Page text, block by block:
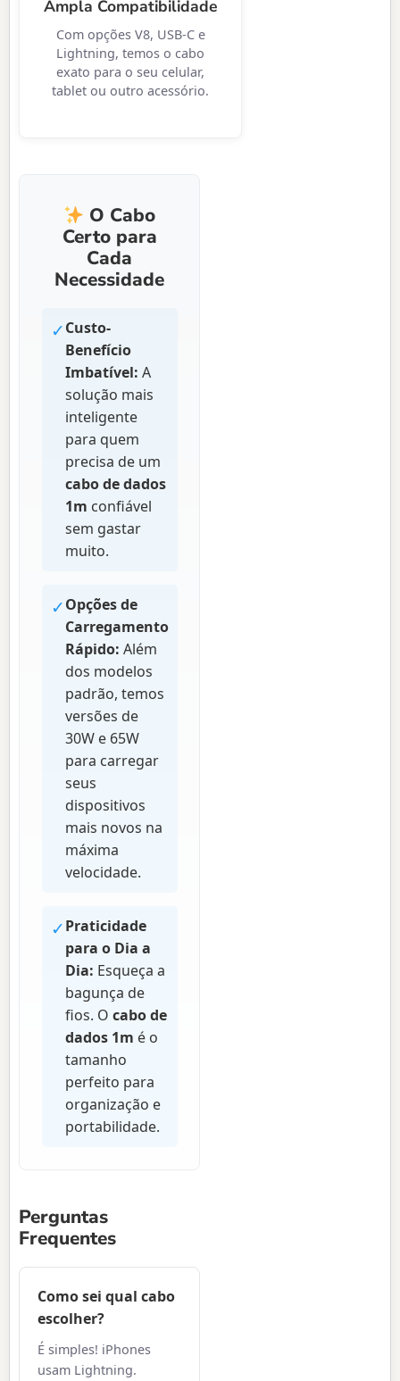
Ampla Compatibilidade
Com opções V8, USB-C e
Lightning, temos o cabo
exato para o seu celular,
tablet ou outro acessório.
O Cabo
Certo para
Cada
Necessidade
✓Custo-
Benefício
Imbatível: A
solução mais
inteligente
para quem
precisa de um
cabo de dados
1m confiável
sem gastar
muito.
✓Opções de
Carregamento
Rápido: Além
dos modelos
padrão, temos
versões de
30W e 65W
para carregar
seus
dispositivos
mais novos na
máxima
velocidade.
✓Praticidade
para o Dia a
Dia: Esqueça a
bagunça de
fios. O cabo de
dados 1m é o
tamanho
perfeito para
organização e
portabilidade.
Perguntas
Frequentes
Como sei qual cabo
escolher?
É simples! iPhones
usam Lightning.